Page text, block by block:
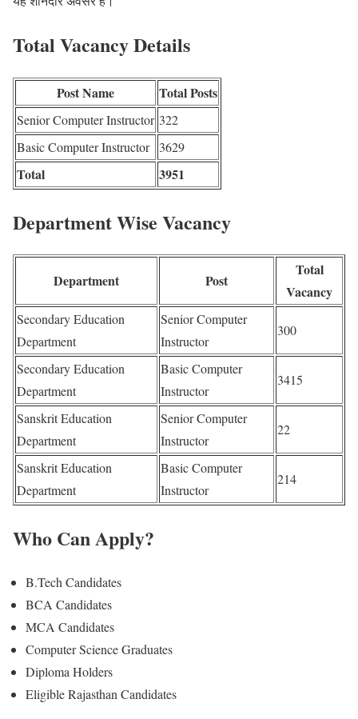
Total Vacancy Details
Post Name Total Posts
Senior Computer Instructor 322
Basic Computer Instructor
3629
Total 3951
Department Wise Vacancy
Department Post
Total
Vacancy
Secondary Education
Department
Senior Computer
Instructor
300
Secondary Education
Department
Basic Computer
Instructor
3415
Sanskrit Education
Department
Senior Computer
Instructor
22
Sanskrit Education
Department
Basic Computer
Instructor
214
Who Can Apply?
B.Tech Candidates
BCA Candidates
MCA Candidates
Computer Science Graduates
Diploma Holders
Eligible Rajasthan Candidates